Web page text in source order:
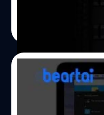
พัฒนายืมใช้ สิ้นปีนี้่ด้วยอุ
Transition Kit ล่าสุดมีผ
Transition Kit หลุดออก
Geekbench สำหรับทด
เหมือนว่าเครื่องจะใช้ปร
จำลองการรันโปรแกรม
มาเทียบกับ Microsoft
ARM ปกติ ดันมีคะแนน
27/06/2020
เครื่องมือ Rosetta
โปรแกรม VM ให้